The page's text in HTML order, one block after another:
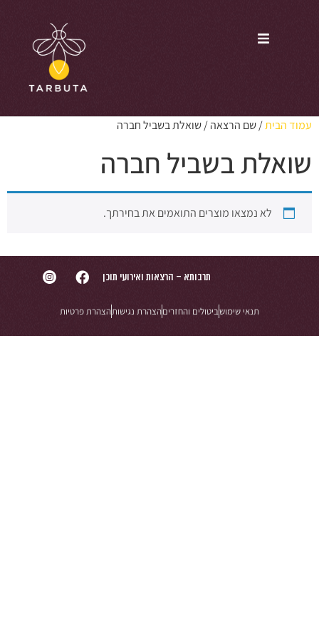
עמוד הבית/ שם הרצאה / שואלת בשביל חברה
שואלת בשביל חברה
לא נמצאו מוצרים התואמים את בחירתך.
תרבותא – הרצאות ואירועי תוכן
תנאי שימושביטולים והחזריםהצהרת נגישותהצהרת פרטיות